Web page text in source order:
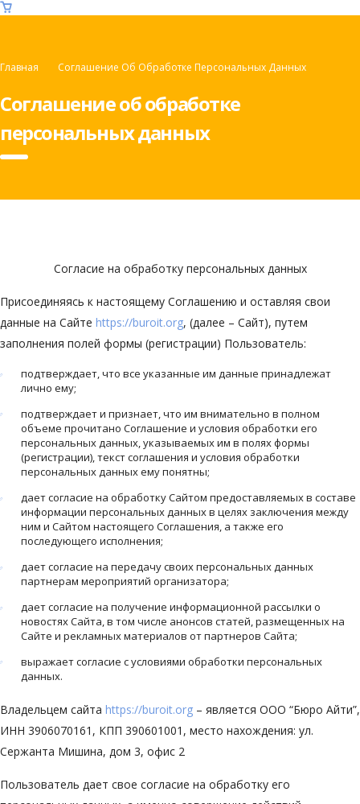
Главная Соглашение Об Обработке Персональных Данных
Соглашение об обработке
персональных данных
Согласие на обработку персональных данных
Присоединяясь к настоящему Соглашению и оставляя свои
данные на Сайте https://buroit.org, (далее – Сайт), путем
заполнения полей формы (регистрации) Пользователь:
подтверждает, что все указанные им данные принадлежат
лично ему;
подтверждает и признает, что им внимательно в полном
объеме прочитано Соглашение и условия обработки его
персональных данных, указываемых им в полях формы
(регистрации), текст соглашения и условия обработки
персональных данных ему понятны;
дает согласие на обработку Сайтом предоставляемых в составе
информации персональных данных в целях заключения между
ним и Сайтом настоящего Соглашения, а также его
последующего исполнения;
дает согласие на передачу своих персональных данных
партнерам мероприятий организатора;
дает согласие на получение информационной рассылки о
новостях Сайта, в том числе анонсов статей, размещенных на
Сайте и рекламных материалов от партнеров Сайта;
выражает согласие с условиями обработки персональных
данных.
Владельцем сайта https://buroit.org – является ООО “Бюро Айти”,
ИНН 3906070161, КПП 390601001, место нахождения: ул.
Сержанта Мишина, дом 3, офис 2
Пользователь дает свое согласие на обработку его